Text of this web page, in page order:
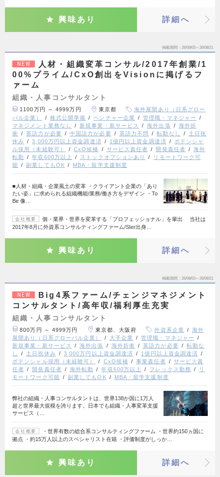
興味あり 詳細へ
掲載期間 26/08/03～26/08/21
NEW
人材・組織変革コンサル/2017年創業/1
00%プライム/CxO創出をVisionに掲げるフ
ァーム
組織・人事コンサルタント
1100万円 ～ 4999万円 東京都
海外展開あり（日系グロー
バル企業）
株式公開準備 ベンチャー企業
管理職・マネジャー
マネジメント業務なし
新規事業・新サービス 海外出張
海外折
衝
英語力が必要 中国語力が必要 英語力不問 転勤なし
土日祝
休み
3,000万円以上資金調達済 1億円以上資金調達済
ポテンシャ
ル採用（未経験可）
CxO候補 サービス責任者 開発責任者
海外
転勤
年収600万以上 ストックオプションあり
リモートワーク可
能
副業してもOK MBA・留学支援制度
■人材・組織・企業風土の変革 ・クライアント企業の「あり
たい姿」に求められる組織機能/業務/働き方をデザイン ・To
Be 像…
会社概要
個・業界・世界を変革する「プロフェッショナル」を輩出 当社は
2017年8月に外資系コンサルティングファーム/SIer出身…
興味あり 詳細へ
掲載期間 26/08/03～26/08/21
NEW
Big4系ファーム/チェンジマネジメント
コンサルタント/高年収/福利厚生充実
組織・人事コンサルタント
800万円 ～ 4999万円 東京都、大阪府 外資系企業
海外
展開あり（日系グローバル企業）
大手企業
管理職・マネジャー
新規事業・新サービス
海外出張 海外折衝 英語力が必要
転勤な
し
土日祝休み 3,000万円以上資金調達済
1億円以上資金調達済
ポテンシャル採用（未経験可）
CxO候補 事業責任者
サービス責
任者
開発責任者 海外転勤 年収600万以上 フレックス勤務
リ
モートワーク可能
副業してもOK MBA・留学支援制度
弊社の組織・人事コンサルタントは、世界138か国に1万人
超と世界最大規模を誇ります。日本でも組織・人事変革支援
サービス（…
会社概要
・世界有数の総合系コンサルティングファーム ・世界約150ヵ国に
拠点 ・約15万人以上のスペシャリスト在籍 ・評価制度がしっか…
興味あり 詳細へ